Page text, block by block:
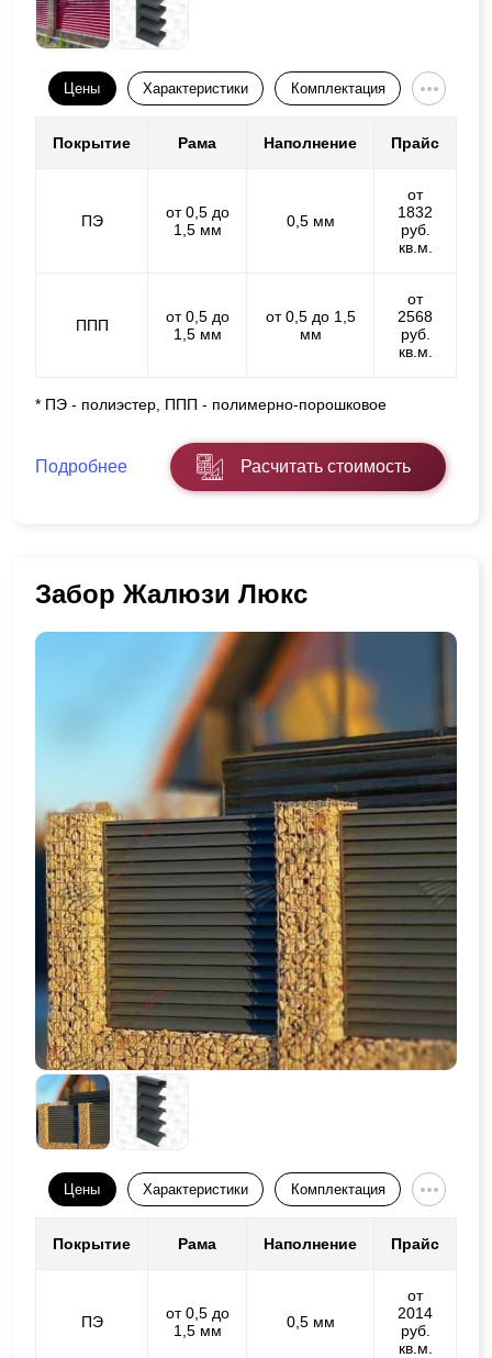
Цены Характеристики Комплектация
Покрытие Рама Наполнение Прайс
ПЭ
от 0,5 до
1,5 мм
0,5 мм
от
1832
руб.
кв.м.
ППП
от 0,5 до
1,5 мм
от 0,5 до 1,5
мм
от
2568
руб.
кв.м.
* ПЭ - полиэстер, ППП - полимерно-порошковое
Подробнее Расчитать стоимость
Забор Жалюзи Люкс
Цены Характеристики Комплектация
Покрытие Рама Наполнение Прайс
ПЭ
от 0,5 до
1,5 мм
0,5 мм
от
2014
руб.
кв.м.